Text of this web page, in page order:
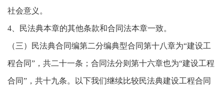
社会意义。
4、民法典本章的其他条款和合同法本章一致。
（三）民法典合同编第二分编典型合同第十八章为“建设工
程合同”，共二十一条；合同法分则第十六章也为“建设工程
合同”，共十九条。以下我们继续比较民法典建设工程合同